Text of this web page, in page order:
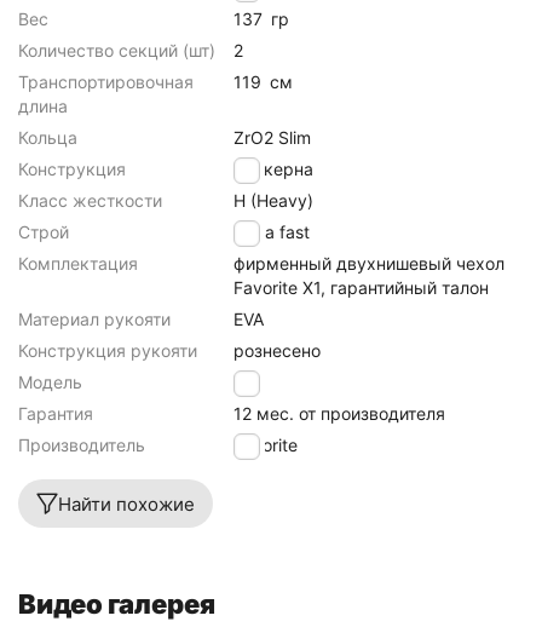
Вес
137 гр
Количество секций (шт)
2
Транспортировочная
длина
119 см
Кольца
ZrO2 Slim
Конструкция
штекерна
Класс жесткости
H (Heavy)
Строй
extra fast
Комплектация
фирменный двухнишевый чехол
Favorite X1, гарантийный талон
Материал рукояти
EVA
Конструкция рукояти
рознесено
Модель
X1
Гарантия
12 мес. от производителя
Производитель
Favorite
Найти похожие
Видео галерея